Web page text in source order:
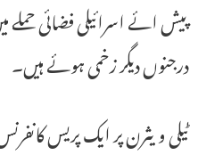
درجنوں دیگر زخمی ہوئے ہیں۔
ٹیلی ویثرن پر ایک پریس